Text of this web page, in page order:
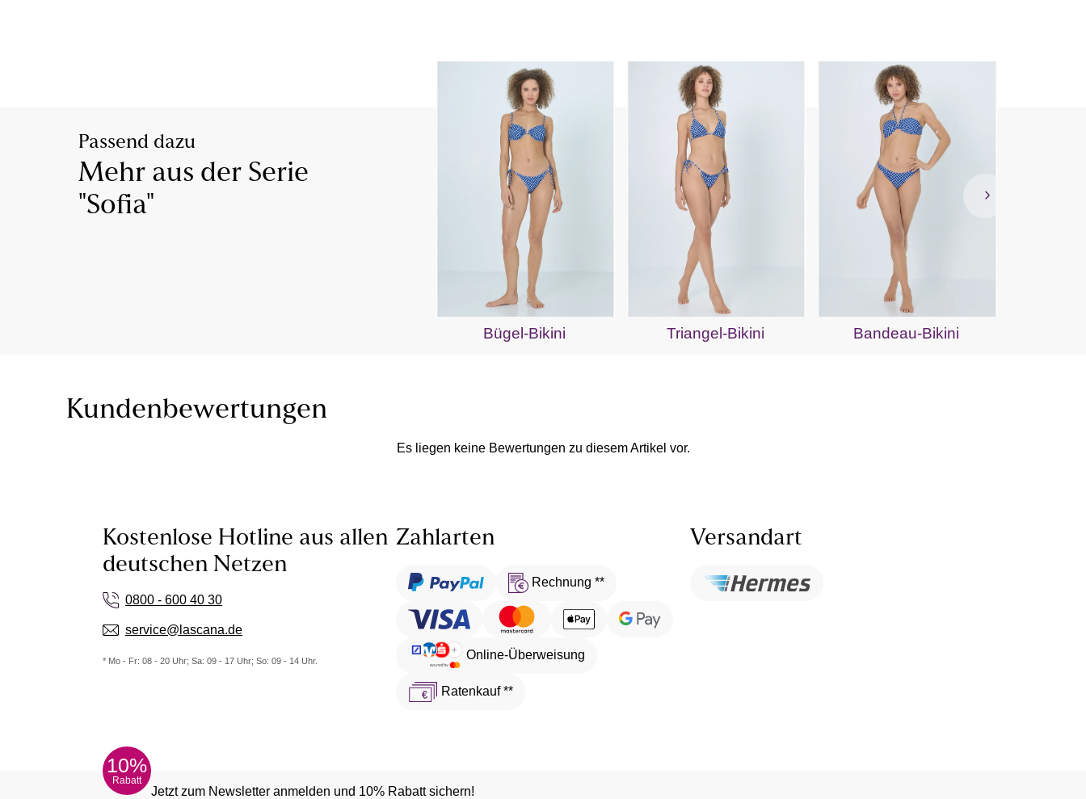
Passend dazu
Mehr aus der Serie
"Sofia"
Bügel-Bikini Triangel-Bikini Bandeau-Bikini
Kundenbewertungen
Es liegen keine Bewertungen zu diesem Artikel vor.
Kostenlose Hotline aus allen
deutschen Netzen
0800 - 600 40 30
service@lascana.de
* Mo - Fr: 08 - 20 Uhr; Sa: 09 - 17 Uhr; So: 09 - 14 Uhr.
Zahlarten
Rechnung **
Online-Überweisung
Ratenkauf **
Versandart
10%
Rabatt
Jetzt zum Newsletter anmelden und 10% Rabatt sichern!